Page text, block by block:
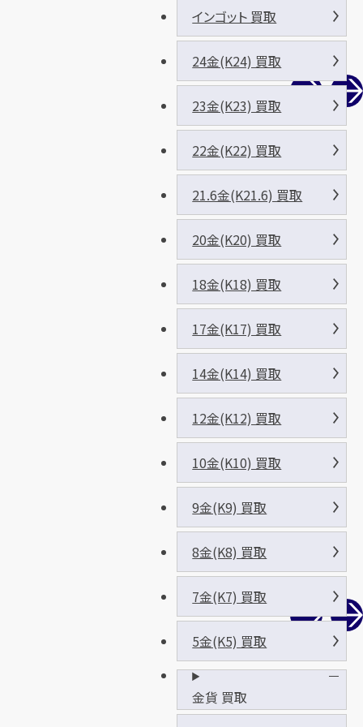
インゴット 買取
24金(K24) 買取
23金(K23) 買取
22金(K22) 買取
21.6金(K21.6) 買取
20金(K20) 買取
18金(K18) 買取
17金(K17) 買取
14金(K14) 買取
12金(K12) 買取
10金(K10) 買取
9金(K9) 買取
8金(K8) 買取
7金(K7) 買取
5金(K5) 買取
金貨 買取